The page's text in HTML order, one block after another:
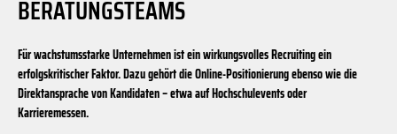
BERATUNGSTEAMS
Für wachstumsstarke Unternehmen ist ein wirkungsvolles Recruiting ein
erfolgskritischer Faktor. Dazu gehört die Online-Positionierung ebenso wie die
Direktansprache von Kandidaten – etwa auf Hochschulevents oder
Karrieremessen.